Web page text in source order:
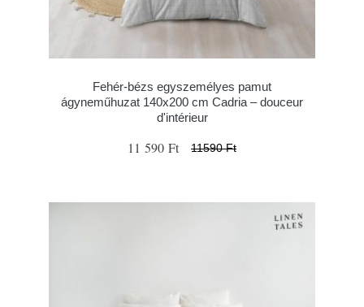
Fehér-bézs egyszemélyes pamut
ágyneműhuzat 140x200 cm Cadria – douceur
d'intérieur
11 590 Ft 11590 Ft